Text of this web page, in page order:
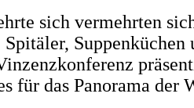
sich vermehrten
für das Panorama